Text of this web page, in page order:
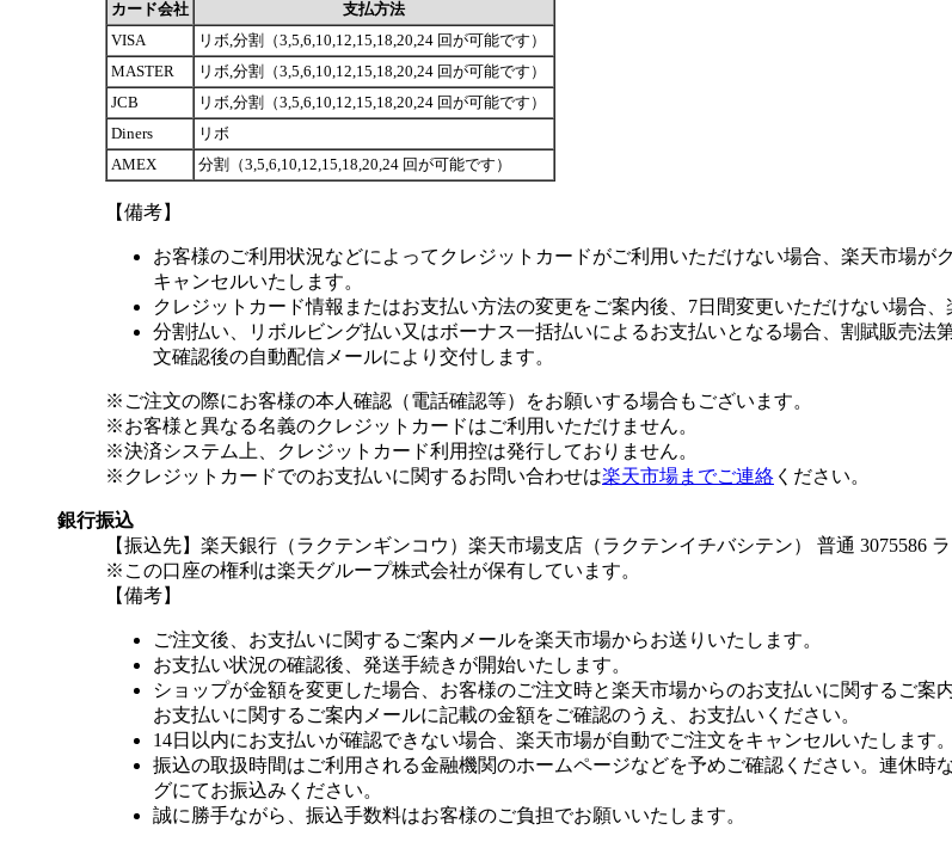
カード会社
支払方法
VISA
リボ,分割（3,5,6,10,12,15,18,20,24 回が可能です）
MASTER
リボ,分割（3,5,6,10,12,15,18,20,24 回が可能です）
JCB
リボ,分割（3,5,6,10,12,15,18,20,24 回が可能です）
Diners
リボ
AMEX
分割（3,5,6,10,12,15,18,20,24 回が可能です）
【備考】
お客様のご利用状況などによってクレジットカードがご利用いただけない場合、楽天市場
キャンセルいたします。
クレジットカード情報またはお支払い方法の変更をご案内後、7日間変更いただけない場合
分割払い、リボルビング払い又はボーナス一括払いによるお支払いとなる場合、割賦販売法
文確認後の自動配信メールにより交付します。
※ご注文の際にお客様の本人確認（電話確認等）をお願いする場合もございます。
※お客様と異なる名義のクレジットカードはご利用いただけません。
※決済システム上、クレジットカード利用控は発行しておりません。
※クレジットカードでのお支払いに関するお問い合わせは楽天市場までご連絡 ください。
銀行振込
【振込先】楽天銀行（ラクテンギンコウ）楽天市場支店（ラクテンイチバシテン） 普通 3075586
※この口座の権利は楽天グループ株式会社が保有しています。
【備考】
ご注文後、お支払いに関するご案内メールを楽天市場からお送りいたします。
お支払い状況の確認後、発送手続きが開始いたします。
ショップが金額を変更した場合、お客様のご注文時と楽天市場からのお支払いに関するご案
お支払いに関するご案内メールに記載の金額をご確認のうえ、お支払いください。
14日以内にお支払いが確認できない場合、楽天市場が自動でご注文をキャンセルいたします。
振込の取扱時間はご利用される金融機関のホームページなどを予めご確認ください。連休
グにてお振込みください。
誠に勝手ながら、振込手数料はお客様のご負担でお願いいたします。